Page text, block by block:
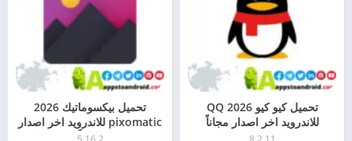
تحميل كيو كيو 2026 QQ
للاندرويد اخر اصدار مجاناً
تحميل بيكسوماتيك 2026
pixomatic للاندرويد اخر اصدار
مجاناً